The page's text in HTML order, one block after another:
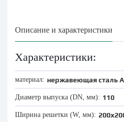
Описание и характеристики
Характеристики:
материал: нержавеющая сталь
Диаметр выпуска (DN, мм): 110
Ширина решетки (W, мм):